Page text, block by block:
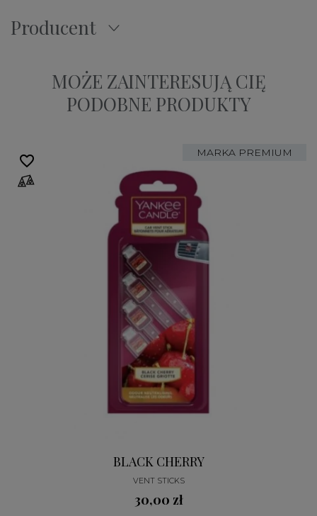
Producent
MOŻE ZAINTERESUJĄ CIĘ
PODOBNE PRODUKTY
MARKA PREMIUM
BLACK CHERRY
VENT STICKS
30,00 zł
favorite_border